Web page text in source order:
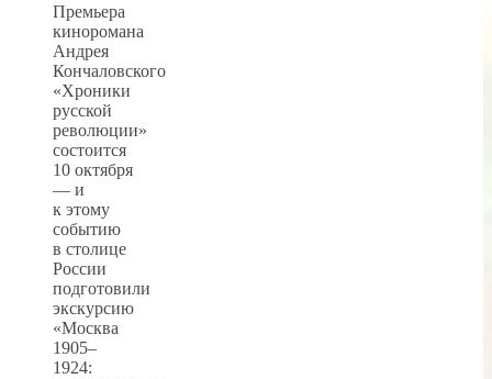
Премьера
киноромана
Андрея
Кончаловского
«Хроники
русской
революции»
состоится
10 октября
— и
к этому
событию
в столице
России
подготовили
экскурсию
«Москва
1905–
1924: